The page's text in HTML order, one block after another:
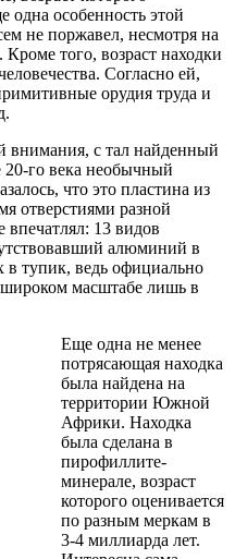
одна особенность этой
не поржавел, несмотря на
того, возраст находки
Согласно ей,
орудия труда и
внимания, с тал найденный
го века необычный
что это пластина из
отверстиями разной
13 видов
алюминий в
в тупик, ведь официально
широком масштабе лишь в
Еще одна не менее
потрясающая находка
была найдена на
территории Южной
Африки. Находка
была сделана в
пирофиллите-
минерале, возраст
которого оценивается
по разным меркам в
3-4 миллиарда лет.